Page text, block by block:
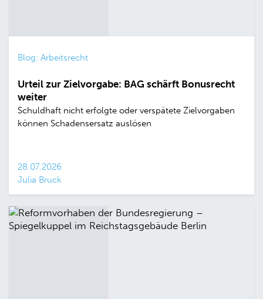
Blog: Arbeitsrecht
Urteil zur Zielvorgabe: BAG schärft Bonusrecht
weiter
Schuldhaft nicht erfolgte oder verspätete Zielvorgaben
können Schadensersatz auslösen
28.07.2026
Julia Bruck